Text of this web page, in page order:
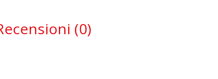
(0)